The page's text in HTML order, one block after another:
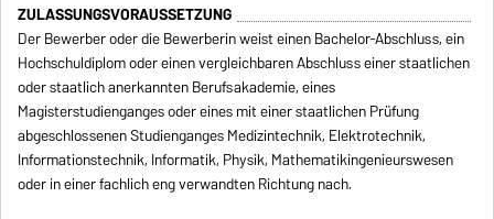
ZULASSUNGSVORAUSSETZUNG
Der Bewerber oder die Bewerberin weist einen Bachelor-Abschluss, ein
Hochschuldiplom oder einen vergleichbaren Abschluss einer staatlichen
oder staatlich anerkannten Berufsakademie, eines
Magisterstudienganges oder eines mit einer staatlichen Prüfung
abgeschlossenen Studienganges Medizintechnik, Elektrotechnik,
Informationstechnik, Informatik, Physik, Mathematikingenieurswesen
oder in einer fachlich eng verwandten Richtung nach.